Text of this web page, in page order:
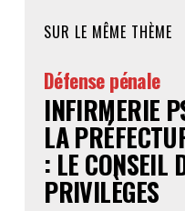
SUR LE MÊME THÈME
Défense pénale
INFIRMERIE
LA
: LE CONSEIL
PRIVILÈGES